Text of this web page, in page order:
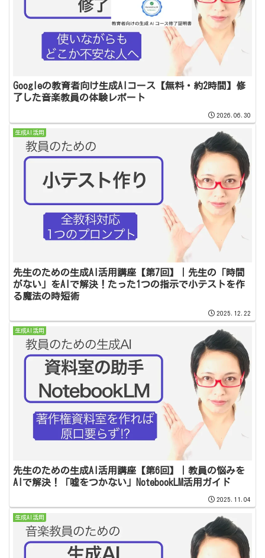
Googleの教育者向け生成AIコース【無料・約2時間】修
了した音楽教員の体験レポート
2026.06.30
生成AI活用
先生のための生成AI活用講座【第7回】｜先生の「時間
がない」をAIで解決！たった1つの指示で小テストを作
る魔法の時短術
2025.12.22
生成AI活用
先生のための生成AI活用講座【第6回】｜教員の悩みを
AIで解決！「嘘をつかない」NotebookLM活用ガイド
2025.11.04
生成AI活用